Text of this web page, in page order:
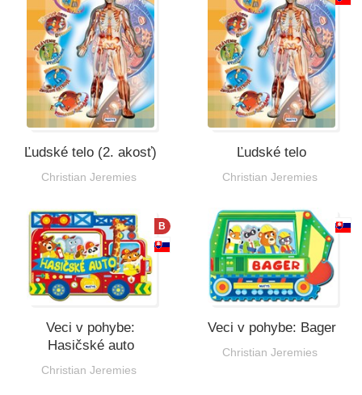
Ľudské telo (2. akosť)
Christian Jeremies
Ľudské telo
Christian Jeremies
B
Veci v pohybe:
Hasičské auto
Christian Jeremies
Veci v pohybe: Bager
Christian Jeremies